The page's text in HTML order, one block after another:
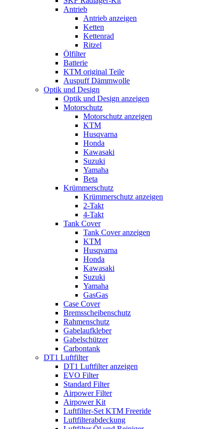
Antrieb
Antrieb anzeigen
Ketten
Kettenrad
Ritzel
Ölfilter
Batterie
KTM original Teile
Auspuff Dämmwolle
Optik und Design
Optik und Design anzeigen
Motorschutz
Motorschutz anzeigen
KTM
Husqvarna
Honda
Kawasaki
Suzuki
Yamaha
Beta
Krümmerschutz
Krümmerschutz anzeigen
2-Takt
4-Takt
Tank Cover
Tank Cover anzeigen
KTM
Husqvarna
Honda
Kawasaki
Suzuki
Yamaha
GasGas
Case Cover
Bremsscheibenschutz
Rahmenschutz
Gabelaufkleber
Gabelschützer
Carbontank
DT1 Luftfilter
DT1 Luftfilter anzeigen
EVO Filter
Standard Filter
Airpower Filter
Airpower Kit
Luftfilter-Set KTM Freeride
Luftfilterabdeckung